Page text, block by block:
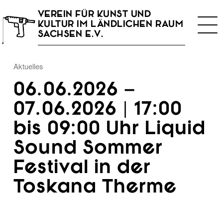
VEREIN FÜR KUNST UND
KULTUR IM LÄNDLICHEN RAUM
SACHSEN E.V.
Aktuelles
06.06.2026 –
07.06.2026 | 17:00
bis 09:00 Uhr Liquid
Sound Sommer
Festival in der
Toskana Therme